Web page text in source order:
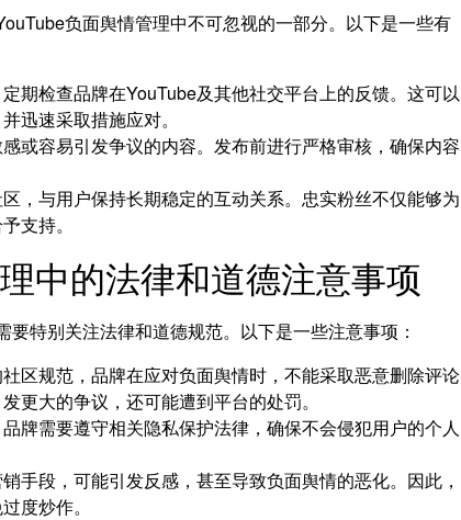
负面舆情管理中不可忽视的一部分。以下是一些有
期检查品牌在YouTube及其他社交平台上的反馈。这可以
迅速采取措施应对。
或容易引发争议的内容。发布前进行严格审核，确保内容
，与用户保持长期稳定的互动关系。忠实粉丝不仅能够为
支持。
中的法律和道德注意事项
特别关注法律和道德规范。以下是一些注意事项：
区规范，品牌在应对负面舆情时，不能采取恶意删除评论
更大的争议，还可能遭到平台的处罚。
牌需要遵守相关隐私保护法律，确保不会侵犯用户的个人
手段，可能引发反感，甚至导致负面舆情的恶化。因此，
度炒作。